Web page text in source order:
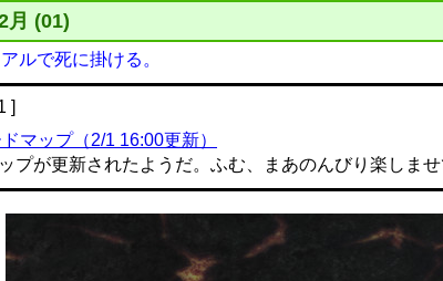
月 (01)
ルで死に掛ける。
]
マップ（2/1 16:00更新）
プが更新されたようだ。ふむ、まあのんびり楽しませ